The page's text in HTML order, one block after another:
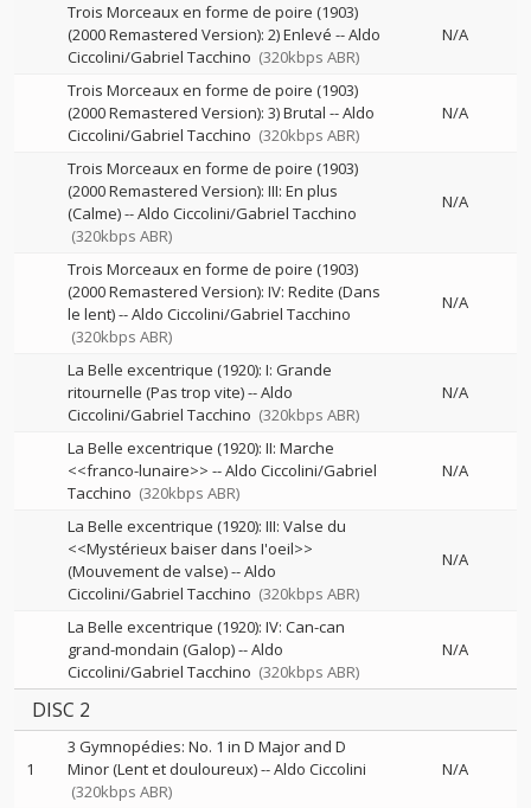
Trois Morceaux en forme de poire (1903)
(2000 Remastered Version): 2) Enlevé --Aldo
Ciccolini/Gabriel Tacchino (320kbps ABR)
N/A
Trois Morceaux en forme de poire (1903)
(2000 Remastered Version): 3) Brutal --Aldo
Ciccolini/Gabriel Tacchino (320kbps ABR)
N/A
Trois Morceaux en forme de poire (1903)
(2000 Remastered Version): III: En plus
(Calme)--Aldo Ciccolini/Gabriel Tacchino
(320kbps ABR)
N/A
Trois Morceaux en forme de poire (1903)
(2000 Remastered Version): IV: Redite (Dans
le lent)--Aldo Ciccolini/Gabriel Tacchino
(320kbps ABR)
N/A
La Belle excentrique (1920): I: Grande
ritournelle (Pas trop vite)--Aldo
Ciccolini/Gabriel Tacchino (320kbps ABR)
N/A
La Belle excentrique (1920): II: Marche
<<franco-lunaire>> --Aldo Ciccolini/Gabriel
Tacchino (320kbps ABR)
N/A
La Belle excentrique (1920): III: Valse du
<<Mystérieux baiser dans I'oeil>>
(Mouvement de valse)--Aldo
Ciccolini/Gabriel Tacchino (320kbps ABR)
N/A
La Belle excentrique (1920): IV: Can-can
grand-mondain (Galop)--Aldo
Ciccolini/Gabriel Tacchino (320kbps ABR)
N/A
DISC 2
1
3 Gymnopédies: No. 1 in D Major and D
Minor (Lent et douloureux)--Aldo Ciccolini
(320kbps ABR)
N/A